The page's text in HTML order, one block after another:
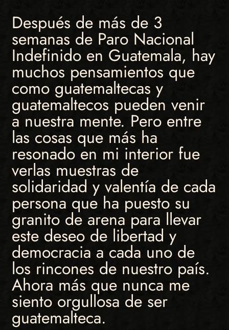
Después de más de 3
semanas de Paro Nacional
Indefinido en Guatemala, hay
muchos pensamientos que
como guatemaltecas y
guatemaltecos pueden venir
a nuestra mente. Pero entre
las cosas que más ha
resonado en mi interior fue
verlas muestras de
solidaridad y valentía de cada
persona que ha puesto su
granito de arena para llevar
este deseo de libertad y
democracia a cada uno de
los rincones de nuestro país.
Ahora más que nunca me
siento orgullosa de ser
guatemalteca.